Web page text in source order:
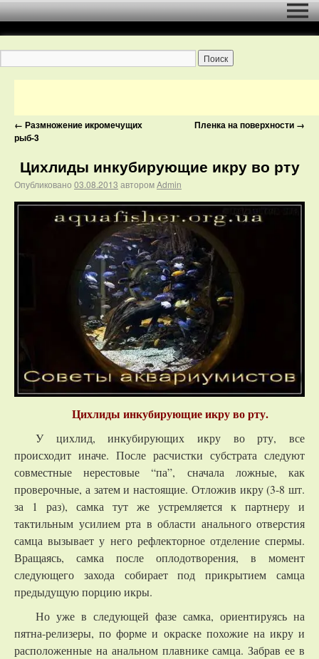
← Размножение икромечущих
рыб-3
Пленка на поверхности →
Цихлиды инкубирующие икру во рту
Опубликовано 03.08.2013 авторомAdmin
Цихлиды инкубирующие икру во рту.
У цихлид, инкубирующих икру во рту, все
происходит иначе. После расчистки субстрата следуют
совместные нерестовые “па”, сначала ложные, как
проверочные, а затем и настоящие. Отложив икру (3-8 шт.
за 1 раз), самка тут же устремляется к партнеру и
тактильным усилием рта в области анального отверстия
самца вызывает у него рефлекторное отделение спермы.
Вращаясь, самка после оплодотворения, в момент
следующего захода собирает под прикрытием самца
предыдущую порцию икры.
Но уже в следующей фазе самка, ориентируясь на
пятна-релизеры, по форме и окраске похожие на икру и
расположенные на анальном плавнике самца. Забрав ее в